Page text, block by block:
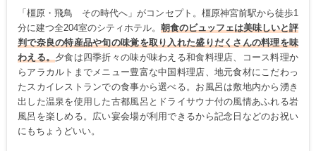
「橿原・飛鳥 その時代へ」がコンセプト。橿原神宮前駅から徒歩1
分に建つ全204室のシティホテル。 朝食のビュッフェは美味しいと評
判で奈良の特産品や旬の味覚を取り入れた盛りだくさんの料理を味
わえる。 夕食は四季折々の味が味わえる和食料理店、コース料理か
らアラカルトまでメニュー豊富な中国料理店、地元食材にこだわっ
たスカイレストランでの食事から選べる。お風呂は敷地内から湧き
出した温泉を使用した古都風呂とドライサウナ付の風情あふれる岩
風呂を楽しめる。広い宴会場が利用できるから記念日などのお祝い
にもちょうどいい。